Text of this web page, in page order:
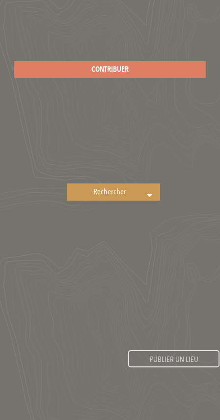
CONTRIBUER
PUBLIER UN LIEU